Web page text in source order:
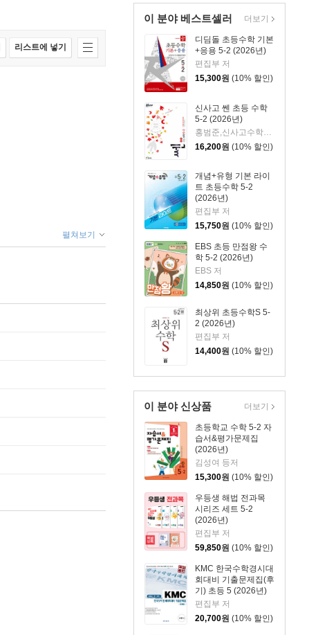
이 분야 베스트셀러
디딤돌 초등수학 기본
+응용 5-2 (2026년)
편집부 저
15,300원 (10% 할인)
신사고 쎈 초등 수학
5-2 (2026년)
홍범준,신사고수학콘텐츠연구회 공저
16,200원 (10% 할인)
개념+유형 기본 라이
트 초등수학 5-2
(2026년)
편집부 저
15,750원 (10% 할인)
EBS 초등 만점왕 수
학 5-2 (2026년)
EBS 저
14,850원 (10% 할인)
최상위 초등수학S 5-
2 (2026년)
편집부 저
14,400원 (10% 할인)
더보기
이 분야 신상품
초등학교 수학 5-2 자
습서&평가문제집
(2026년)
김성여 등저
15,300원 (10% 할인)
우등생 해법 전과목
시리즈 세트 5-2
(2026년)
편집부 저
59,850원 (10% 할인)
KMC 한국수학경시대
회대비 기출문제집(후
기) 초등 5 (2026년)
편집부 저
20,700원 (10% 할인)
더보기
리스트에 넣기
펼쳐보기